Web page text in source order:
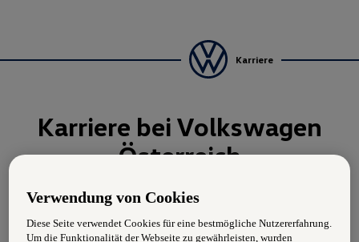
Karriere
Karriere bei Volkswagen
Österreich
Offene Stellen
Verwendung von Cookies
Diese Seite verwendet Cookies für eine bestmögliche Nutzererfahrung.
Um die Funktionalität der Webseite zu gewährleisten, wurden